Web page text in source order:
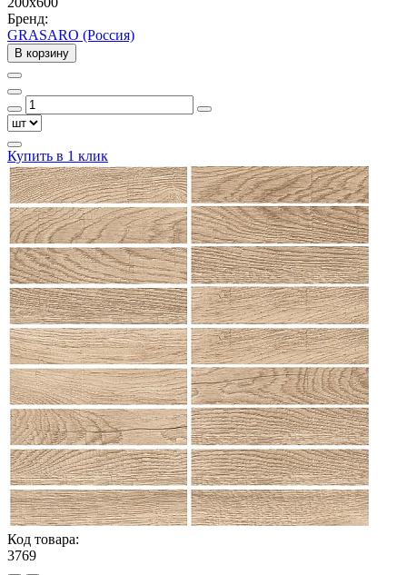
Бренд:
GRASARO (Россия)
В корзину
Купить в 1 клик
Код товара:
3769